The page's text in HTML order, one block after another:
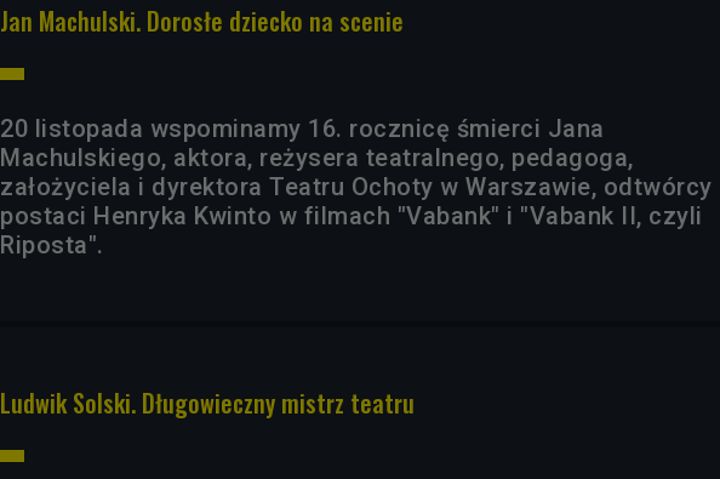
Jan Machulski. Dorosłe dziecko na scenie
20 listopada wspominamy 16. rocznicę śmierci Jana
Machulskiego, aktora, reżysera teatralnego, pedagoga,
założyciela i dyrektora Teatru Ochoty w Warszawie, odtwórcy
postaci Henryka Kwinto w filmach "Vabank" i "Vabank II, czyli
Riposta".
Ludwik Solski. Długowieczny mistrz teatru